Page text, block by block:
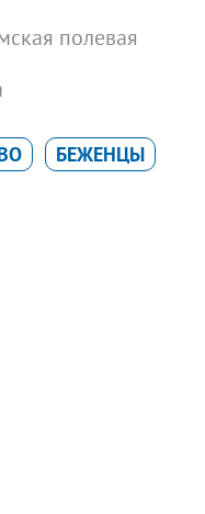
полевая
БЕЖЕНЦЫ